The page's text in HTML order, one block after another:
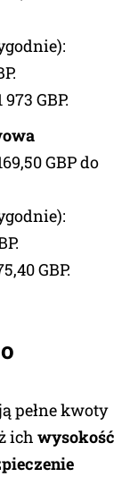
GBP.
GBP do
GBP.
pełne kwoty
ich wysokość